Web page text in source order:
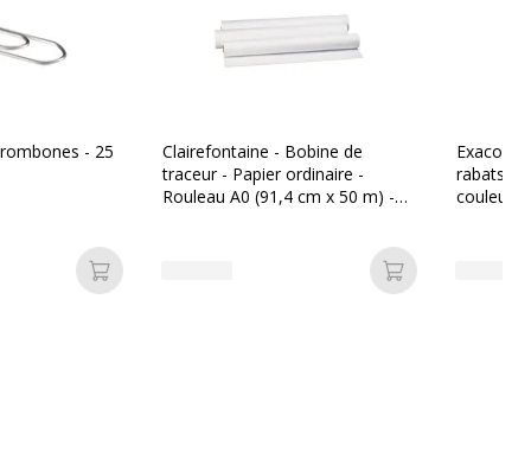
- 25
Ajouter au panier
Clairefontaine - Bobine de
traceur - Papier ordinaire -
Rouleau A0 (91,4 cm x 50 m) -
Ajouter au
rabats
couleurs